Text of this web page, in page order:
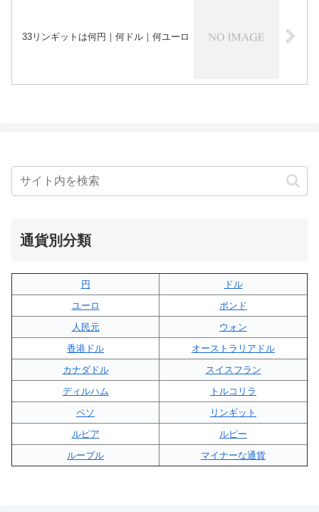
33リンギットは何円｜何ドル｜何ユーロ
通貨別分類
円
ドル
ユーロ
ポンド
人民元
ウォン
香港ドル
オーストラリアドル
カナダドル
スイスフラン
ディルハム
トルコリラ
ペソ
リンギット
ルピア
ルピー
ルーブル
マイナーな通貨